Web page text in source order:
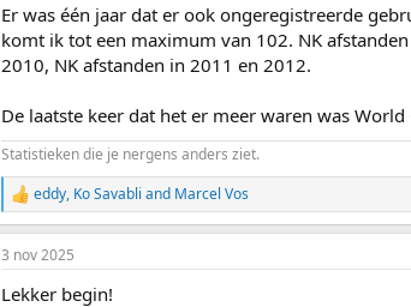
Er was één jaar dat er ook ongeregistreerde
komt ik tot een maximum van 102. NK
2010, NK afstanden in 2011 en 2012.
De laatste keer dat het er meer waren was
Statistieken die je nergens anders ziet.
R
e
a
c
i
eddy, Ko Savabli and Marcel Vos
3 nov 2025
Lekker begin!